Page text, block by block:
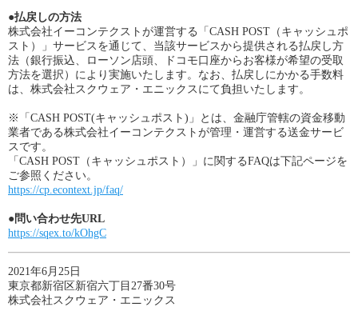
●払戻しの方法
株式会社イーコンテクストが運営する「CASH POST（キャッシュポ
スト）」サービスを通じて、当該サービスから提供される払戻し方
法（銀行振込、ローソン店頭、ドコモ口座からお客様が希望の受取
方法を選択）により実施いたします。なお、払戻しにかかる手数料
は、株式会社スクウェア・エニックスにて負担いたします。
※「CASH POST(キャッシュポスト)」とは、金融庁管轄の資金移動
業者である株式会社イーコンテクストが管理・運営する送金サービ
スです。
「CASH POST（キャッシュポスト）」に関するFAQは下記ページを
ご参照ください。
https://cp.econtext.jp/faq/
●問い合わせ先URL
https://sqex.to/kOhgC
2021年6月25日
東京都新宿区新宿六丁目27番30号
株式会社スクウェア・エニックス